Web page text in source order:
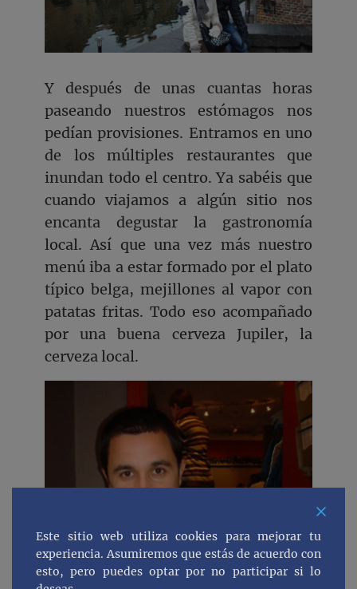
Y después de unas cuantas horas
paseando nuestros estómagos nos
pedían provisiones. Entramos en uno
de los múltiples restaurantes que
inundan todo el centro. Ya sabéis que
cuando viajamos a algún sitio nos
encanta degustar la gastronomía
local. Así que una vez más nuestro
menú iba a estar formado por el plato
típico belga, mejillones al vapor con
patatas fritas. Todo eso acompañado
por una buena cerveza Jupiler, la
cerveza local.
Este sitio web utiliza cookies para mejorar tu
experiencia. Asumiremos que estás de acuerdo con
esto, pero puedes optar por no participar si lo